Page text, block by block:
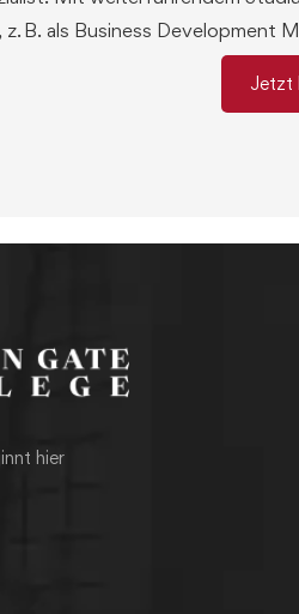
B. als Business Development
Jetzt
hier